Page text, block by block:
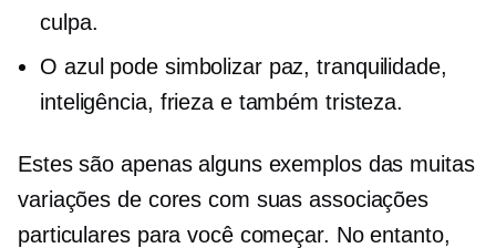
culpa.
O azul pode simbolizar paz, tranquilidade,
inteligência, frieza e também tristeza.
Estes são apenas alguns exemplos das muitas
variações de cores com suas associações
particulares para você começar. No entanto,